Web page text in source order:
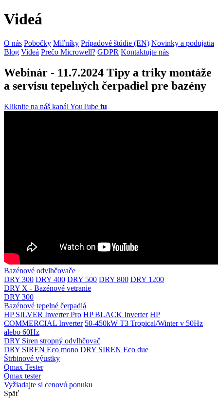
Videá
O nás Pobočky Miľníky Prípadové štúdie (EN) Novinky a podujatia
Blog Videá Prečo Microwell? GDPR Kontaktujte nás
Webinár - 11.7.2024 Tipy a triky montáže
a servisu tepelných čerpadiel pre bazény
Kliknite na náš kanál YouTube tu
Bazénové odvlhčovače
DRY 300 DRY 400 DRY 500 DRY 800 DRY 1200
DRY X - Bazénové vetranie
DRY 300
Bazénové tepelné čerpadlá
HP SILVER Inverter Pro HP BLACK Inverter HP
COMMERCIAL Inverter 50-450kW T3 Tropical/Winter v 50Hz
alebo 60Hz
DRY Siren stropný odvlhčovač
DRY SIREN Eco mono DRY SIREN Eco due
Štrbinové výustky
Qmax Tester
Qmax tester
Vyžiadajte si cenovú ponuku
Späť